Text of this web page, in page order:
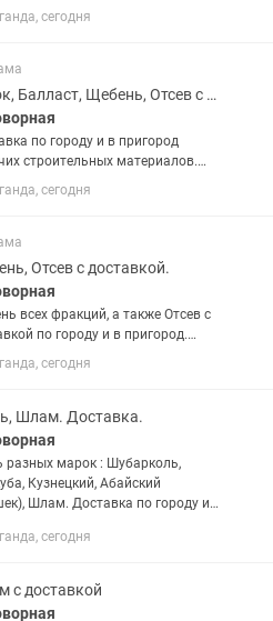
материалы : Балласт
мытый, Песок штукатурный
Доставляем по городу и в...
сегодня
Песок, Балласт, Щебень, Отсев с доставкой.
по городу и в пригород
строительных материалов.
карьерный штукатурный,
речной мытый, Щебень
доставку на а.м. ЗИЛ
до 6.0...
сегодня
Отсев с доставкой.
всех фракций, а также Отсев с
по городу и в пригород.
на прямую с карьера
весы без посредников
вес, быстрая доставка....
сегодня
Шлам. Доставка.
разных марок : Шубарколь,
Кузнецкий, Абайский
Шлам. Доставка по городу и
Погрузка со склада через
сегодня
с доставкой